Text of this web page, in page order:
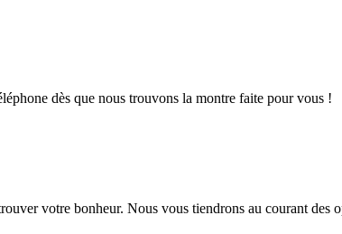
dès que nous trouvons la montre faite pour vous !
votre bonheur. Nous vous tiendrons au courant des